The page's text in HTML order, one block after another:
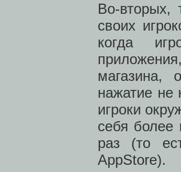
Во-вторых,
своих
когда
магазина,
нажатие не
игроки
себя более
раз (то
AppStore).